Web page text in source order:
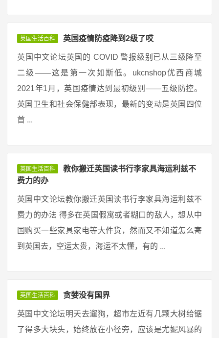
英国生活百科 英国疫情防疫降到2级了哎
英国中文论坛英国的 COVID 警报级别已从三级降至
二级——这是第一次如斯低。ukcnshop优西商城
2021年1月，英国疫情达到最初级别——五级防控。
英国卫生和社会保健部表现，最新的变动是英国四位
首 ...
英国生活百科
教你搬迁英国读书行李家具海运利兹不
费力的办
英国中文论坛教你搬迁英国读书行李家具海运利兹不
费力的办法 得多在英国假寓或者糊口的敌人，想从中
国购买一些家具家电等大件货，然而又不知道怎么寄
到英国去，空运太贵，海运不太懂，有的 ...
英国生活百科 贪婪没有国界
英国中文论坛明天去遛狗，超市左近有几颗大树给锯
了得多大块头，始终放在小径旁，应该是尤妮风暴的